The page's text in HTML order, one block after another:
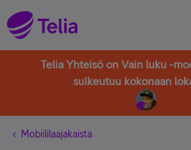
Telia Yhteisö on Vain luku -
sulkeutuu kokonaan
Mobiililaajakaista